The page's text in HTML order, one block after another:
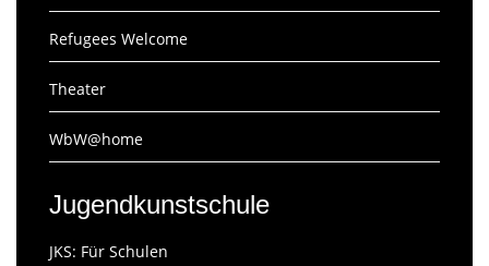
Refugees Welcome
Theater
WbW@home
Jugendkunstschule
JKS: Für Schulen